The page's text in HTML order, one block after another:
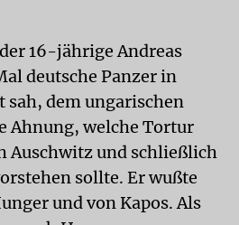
16-jährige Andreas
deutsche Panzer in
sah, dem ungarischen
Ahnung, welche Tortur
Auschwitz und schließlich
sollte. Er wußte
und von Kapos. Als